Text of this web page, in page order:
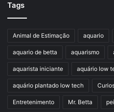
Tags
Animal de Estimação aquario
aquario de betta aquarismo
aquarista iniciante aquário low
aquário plantado low tech
Entretenimento Mr. Betta